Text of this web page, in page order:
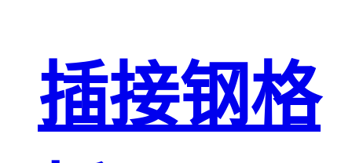
插接钢格